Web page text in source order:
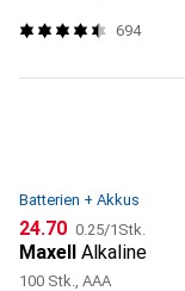
694
Batterien + Akkus
CHF
24.70 CHF
0.25/1Stk.
Maxell Alkaline
100 Stk., AAA